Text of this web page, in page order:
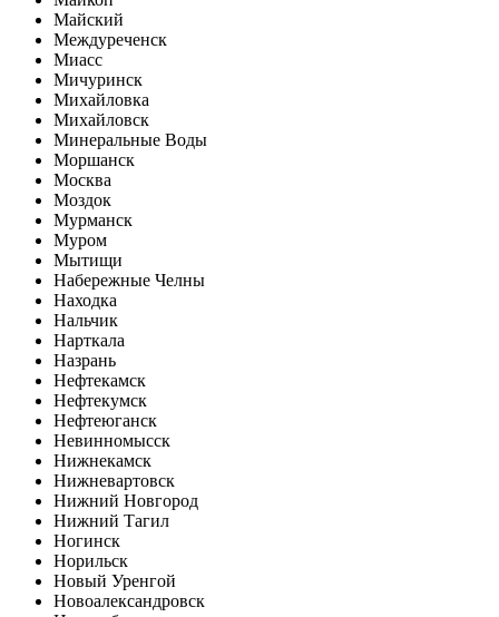
Майский
Междуреченск
Миасс
Мичуринск
Михайловка
Михайловск
Минеральные Воды
Моршанск
Москва
Моздок
Мурманск
Муром
Мытищи
Набережные Челны
Находка
Нальчик
Нарткала
Назрань
Нефтекамск
Нефтекумск
Нефтеюганск
Невинномысск
Нижнекамск
Нижневартовск
Нижний Новгород
Нижний Тагил
Ногинск
Норильск
Новый Уренгой
Новоалександровск